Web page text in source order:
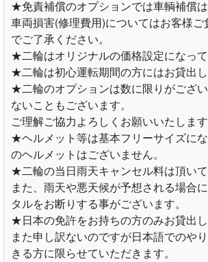
★免責補償のオプションでは車輌補償は
車両損害(修理費用)についてはお客様
でご了承ください。
★二輪はオリジナルの価格設定になって
★二輪は初心運転期間の方にはお貸出し
★二輪のオプションは数に限りがござ
ないこともございます。
ご理解ご協力よろしくお願いいたします
★ヘルメット等は基本フリーサイズに
のヘルメットはございません。
★二輪の当日雨天キャンセル料は頂いて
また、雨天や悪天候が予想される場合
タルをお断りする事がございます。
★日本の免許をお持ちの方のみお貸出し
また申し訳ないのですが日本語でのや
きる方に限らせていただきます。